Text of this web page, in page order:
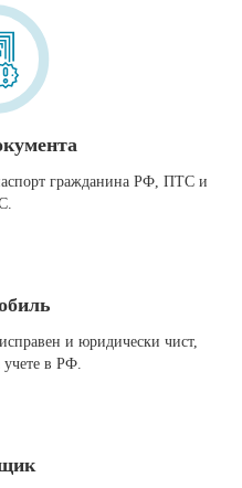
гражданина РФ, ПТС и
и юридически чист,
учете в РФ.